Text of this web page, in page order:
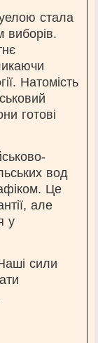
стала
Натомість
готові
вод
Це
але
у
сили